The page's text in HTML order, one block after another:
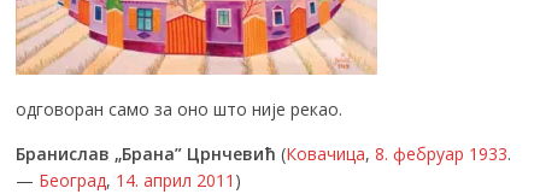
одговоран само за оно што није рекао.
Бранислав „Брана” Црнчевић (Ковачица,8. фебруар 1933.
— Београд, 14. април 2011 )